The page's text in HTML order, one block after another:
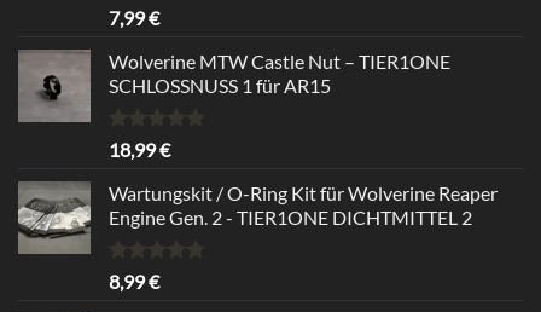
Rated
out of 5
7,99€
Wolverine MTW Castle Nut – TIER1ONE
SCHLOSSNUSS 1 für AR15
Rated5.00
out of 5
18,99€
Wartungskit / O-Ring Kit für Wolverine Reaper
Engine Gen. 2 - TIER1ONE DICHTMITTEL 2
Rated
out of 5
8,99€